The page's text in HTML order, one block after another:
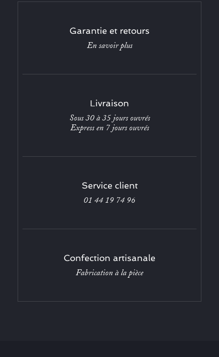
Garantie et retours
En savoir plus
Livraison
Sous 30 à 35 jours ouvrés
Express en 7 jours ouvrés
Service client
01 44 19 74 96
Confection artisanale
Fabrication à la pièce